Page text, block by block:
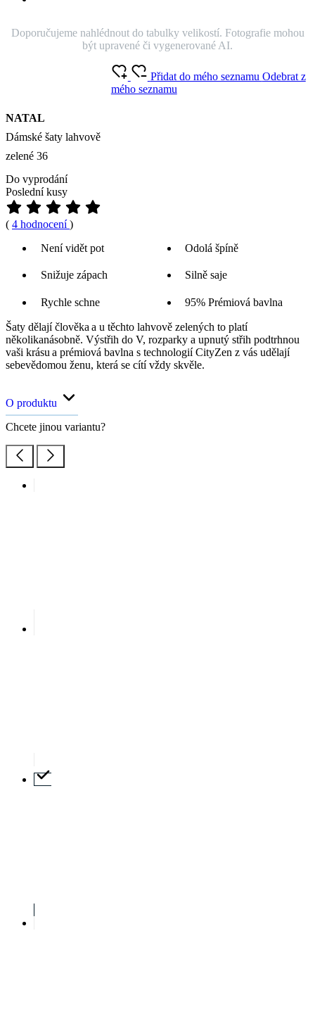
Doporučujeme nahlédnout do tabulky velikostí. Fotografie mohou
být upravené či vygenerované AI.
NATAL
Dámské šaty lahvově
zelené 36
Přidat do mého seznamu Odebrat z
mého seznamu
Do vyprodání
Poslední kusy
( 4 hodnocení)
Není vidět pot
Odolá špíně
Snižuje zápach Silně saje
Rychle schne 95% Prémiová bavlna
Šaty dělají člověka a u těchto lahvově zelených to platí
několikanásobně. Výstřih do V, rozparky a upnutý střih podtrhnou
vaši krásu a prémiová bavlna s technologií CityZen z vás udělají
sebevědomou ženu, která se cítí vždy skvěle.
O produktu
Chcete jinou variantu?